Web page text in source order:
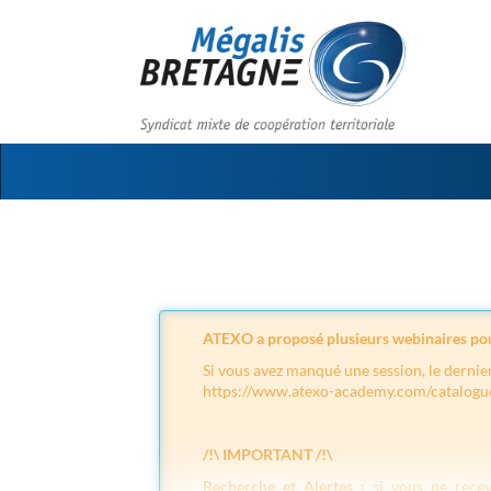
ATEXO a proposé plusieurswebinaires
Si vous avez manqué une session, le
https://www.atexo-academy.com/
/!\ IMPORTANT /!\
Recherche et Alertes : si vous ne